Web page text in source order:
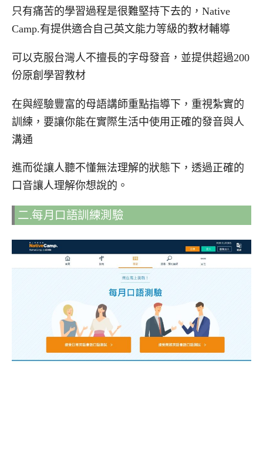
只有痛苦的學習過程是很難堅持下去的，Native
Camp.有提供適合自己英文能力等級的教材輔導
可以克服台灣人不擅長的字母發音，並提供超過200
份原創學習教材
在與經驗豐富的母語講師重點指導下，重視紮實的
訓練，要讓你能在實際生活中使用正確的發音與人
溝通
進而從讓人聽不懂無法理解的狀態下，透過正確的
口音讓人理解你想說的。
二.每月口語訓練測驗